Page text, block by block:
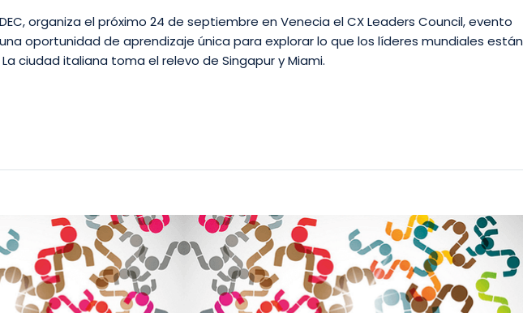
organiza el próximo 24 de septiembre en Venecia el CX Leaders Council, evento
oportunidad de aprendizaje única para explorar lo que los líderes mundiales están
ciudad italiana toma el relevo de Singapur y Miami.